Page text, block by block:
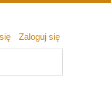
Zaloguj się